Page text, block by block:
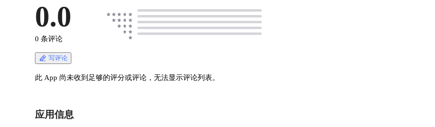
0.0
0 条评论
写评论
此 App 尚未收到足够的评分或评论，无法显示评论列表。
应用信息